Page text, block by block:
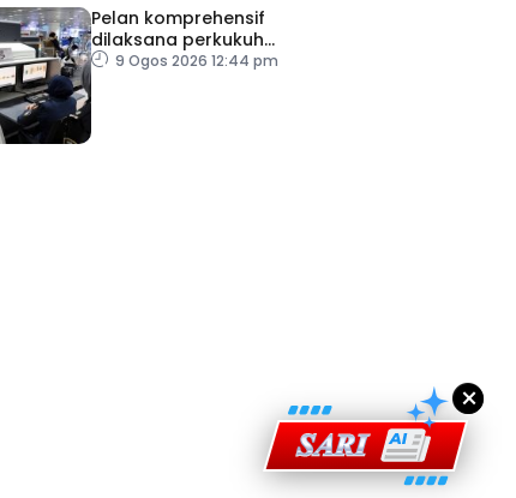
Pelan komprehensif
dilaksana perkukuh
keselamatan pemeriksaan
9 Ogos 2026 12:44 pm
×